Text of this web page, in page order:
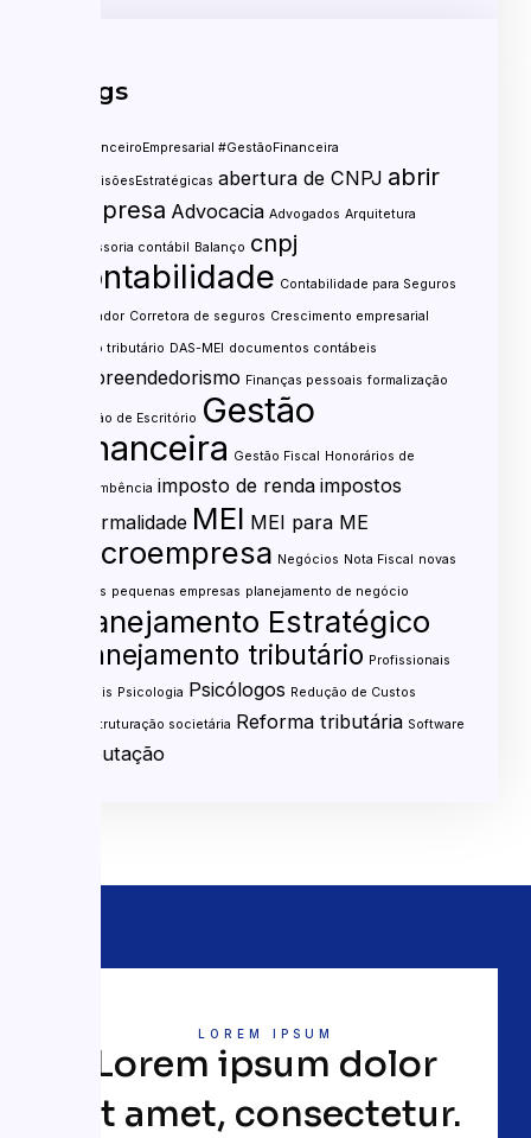
Tags
#FinanceiroEmpresarial #GestãoFinanceira
#DecisõesEstratégicas abertura de CNPJ abrir
empresa Advocacia Advogados Arquitetura
assessoria contábil Balanço cnpj
contabilidade Contabilidade para Seguros
contador Corretora de seguros Crescimento empresarial
custo tributário DAS-MEI documentos contábeis
empreendedorismo Finanças pessoais formalização
Gestão de Escritório Gestão
financeira Gestão Fiscal Honorários de
sucumbência imposto de renda impostos
informalidade MEI MEI para ME
microempresa Negócios Nota Fiscal novas
regras pequenas empresas planejamento de negócio
Planejamento Estratégico
Planejamento tributário Profissionais
liberais Psicologia Psicólogos Redução de Custos
Reestruturação societária Reforma tributária Software
Tributação
LOREM IPSUM
Lorem ipsum dolor
sit amet, consectetur.